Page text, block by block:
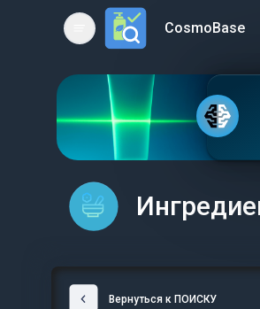
Open main menuCosmoBase
Вернуться к ПОИСКУ